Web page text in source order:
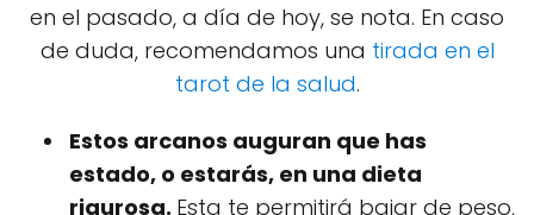
en el pasado, a día de hoy, se nota. En caso
de duda, recomendamos una tirada en el
tarot de la salud.
Estos arcanos auguran que has
estado, o estarás, en una dieta
rigurosa. Esta te permitirá bajar de peso,